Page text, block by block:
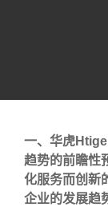
一、华虎
趋势的前瞻性
化服务而创新
企业的发展趋